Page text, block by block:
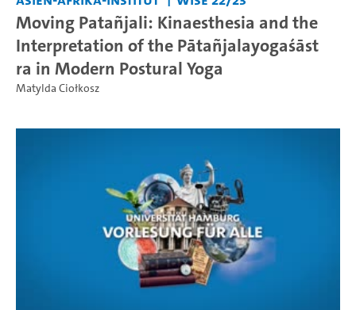
Moving Patañjali: Kinaesthesia and the
Interpretation of the Pātañjalayogaśāst
ra in Modern Postural Yoga
Matylda Ciołkosz